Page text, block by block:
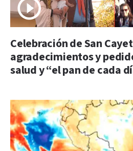
Celebración de San
agradecimientos y
salud y “el pan de cada